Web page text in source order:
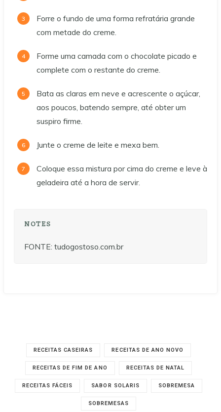
Forre o fundo de uma forma refratária grande
com metade do creme.
Forme uma camada com o chocolate picado e
complete com o restante do creme.
Bata as claras em neve e acrescente o açúcar,
aos poucos, batendo sempre, até obter um
suspiro firme.
Junte o creme de leite e mexa bem.
Coloque essa mistura por cima do creme e leve à
geladeira até a hora de servir.
NOTES
FONTE: tudogostoso.com.br
RECEITAS CASEIRAS RECEITAS DE ANO NOVO
RECEITAS DE FIM DE ANO RECEITAS DE NATAL
RECEITAS FÁCEIS SABOR SOLARIS SOBREMESA
SOBREMESAS